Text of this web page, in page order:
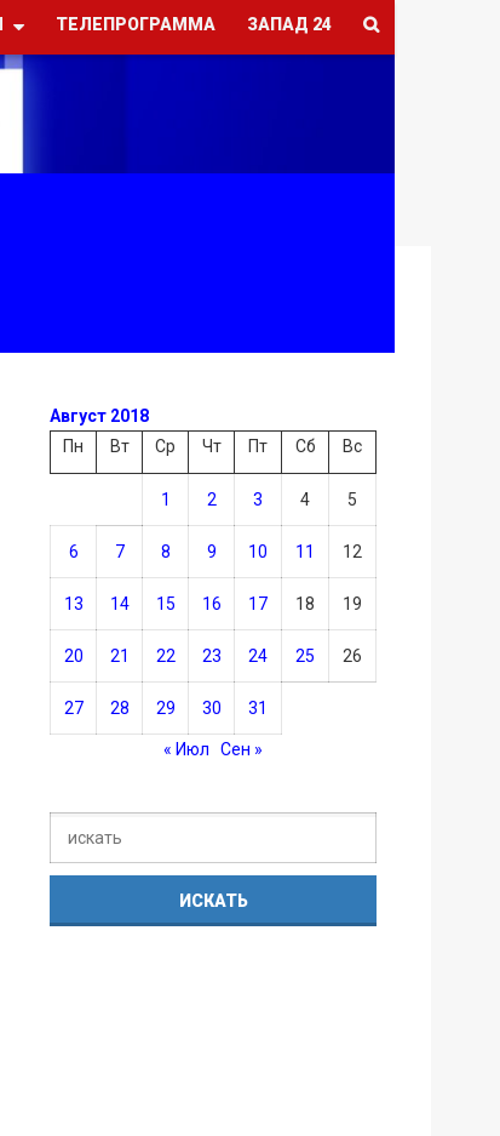
ТЕЛЕПРОГРАММА ЗАПАД 24
Август 2018
Пн
Вт Ср Чт Пт Сб Вс
1 2 3 4 5
6 7 8 9 10 11 12
13 14 15 16 17 18 19
20 21 22 23 24 25 26
27 28 29 30 31
« Июл Сен »